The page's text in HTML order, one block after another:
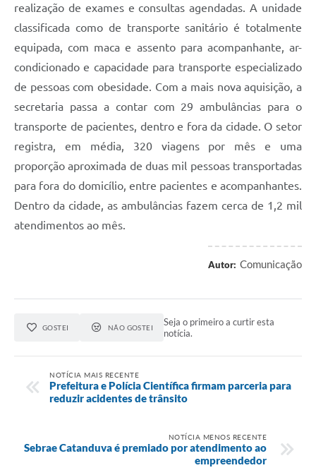
realização de exames e consultas agendadas. A unidade
classificada como de transporte sanitário é totalmente
equipada, com maca e assento para acompanhante, ar-
condicionado e capacidade para transporte especializado
de pessoas com obesidade. Com a mais nova aquisição, a
secretaria passa a contar com 29 ambulâncias para o
transporte de pacientes, dentro e fora da cidade. O setor
registra, em média, 320 viagens por mês e uma
proporção aproximada de duas mil pessoas transportadas
para fora do domicílio, entre pacientes e acompanhantes.
Dentro da cidade, as ambulâncias fazem cerca de 1,2 mil
atendimentos ao mês.
Autor: Comunicação
GOSTEI NÃO GOSTEI
Seja o primeiro a curtir esta
notícia.
NOTÍCIA MAIS RECENTE
Prefeitura e Polícia Científica firmam parceria para
reduzir acidentes de trânsito
NOTÍCIA MENOS RECENTE
Sebrae Catanduva é premiado por atendimento ao
empreendedor